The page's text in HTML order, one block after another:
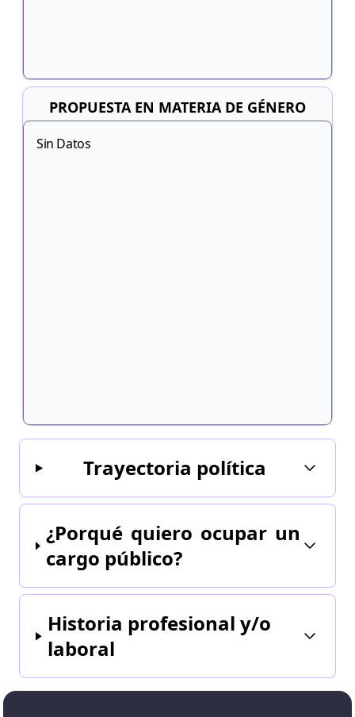
PROPUESTA EN MATERIA DE GÉNERO
Sin Datos
Trayectoria política
¿Porqué quiero ocupar un
cargo público?
Historia profesional y/o
laboral